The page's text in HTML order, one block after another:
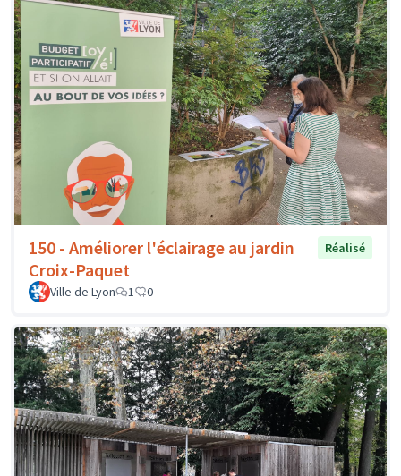
150 - Améliorer l'éclairage au jardin
Croix-Paquet
Réalisé
Ville de Lyon 1 0